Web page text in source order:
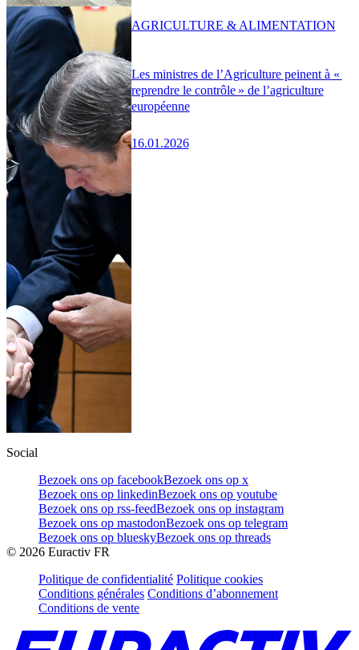
Les ministres de l’Agriculture peinent à «
reprendre le contrôle » de l’agriculture
européenne
16.01.2026
AGRICULTURE & ALIMENTATION
Social
Bezoek ons op facebookBezoek ons op x
Bezoek ons op linkedinBezoek ons op youtube
Bezoek ons op rss-feedBezoek ons op instagram
Bezoek ons op mastodonBezoek ons op telegram
Bezoek ons op blueskyBezoek ons op threads
© 2026 Euractiv FR
Politique de confidentialité Politique cookies
Conditions générales Conditions d’abonnement
Conditions de vente